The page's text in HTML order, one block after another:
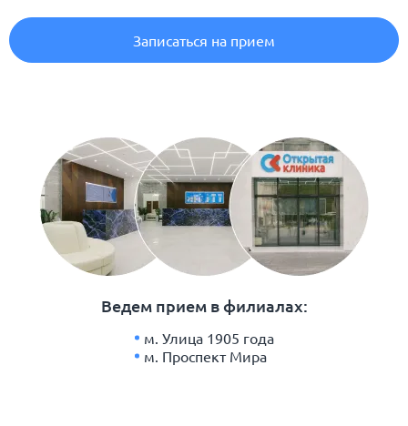
Ведем прием в филиалах:
м. Улица 1905 года
м. Проспект Мира
Записаться на прием